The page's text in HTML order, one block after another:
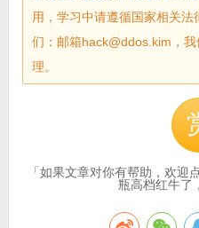
用，学习中请遵循国家相关
们：邮箱hack@ddos.kim，
理。
「如果文章对你有帮助，欢迎
瓶高档红牛了